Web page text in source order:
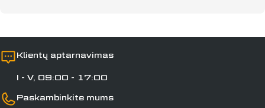
Klientų aptarnavimas
I - V, 09:00 - 17:00
Paskambinkite mums